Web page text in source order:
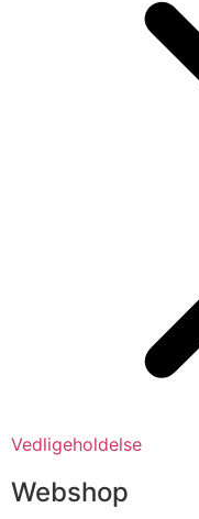
Vedligeholdelse
Webshop